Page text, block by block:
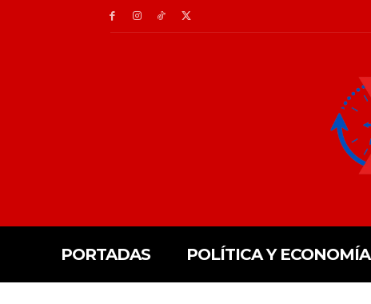
PORTADAS POLÍTICA Y ECONOMÍA